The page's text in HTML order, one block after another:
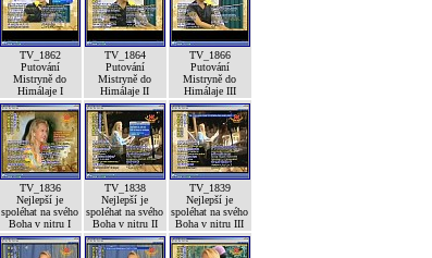
TV_1862
Putování
Mistryně do
Himálaje I
TV_1864
Putování
Mistryně do
Himálaje II
TV_1866
Putování
Mistryně do
Himálaje III
TV_1836
Nejlepší je
spoléhat na svého
Boha v nitru I
TV_1838
Nejlepší je
spoléhat na svého
Boha v nitru II
TV_1839
Nejlepší je
spoléhat na svého
Boha v nitru III